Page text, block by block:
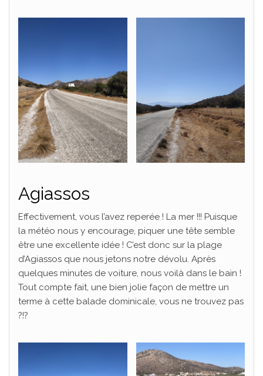
Agiassos
Effectivement, vous l’avez reperée ! La mer !!! Puisque
la météo nous y encourage, piquer une tête semble
être une excellente idée ! C’est donc sur la plage
d’Agiassos que nous jetons notre dévolu. Après
quelques minutes de voiture, nous voilà dans le bain !
Tout compte fait, une bien jolie façon de mettre un
terme à cette balade dominicale, vous ne trouvez pas
?!?